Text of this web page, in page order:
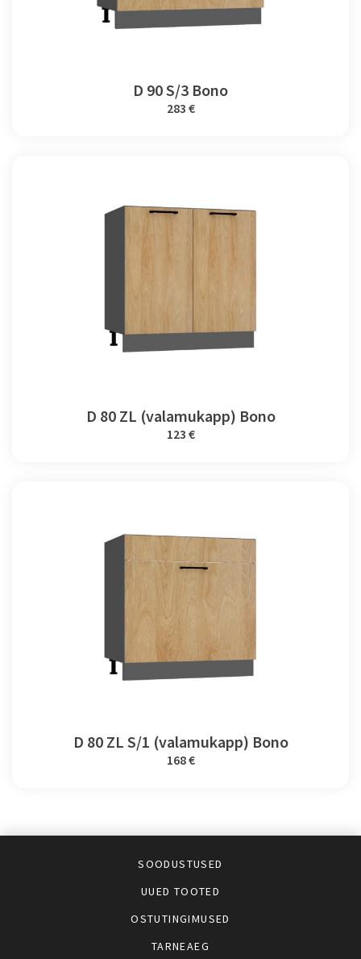
D 90 S/3 Bono
283 €
D 80 ZL (valamukapp) Bono
123 €
D 80 ZL S/1 (valamukapp) Bono
168 €
SOODUSTUSED
UUED TOOTED
OSTUTINGIMUSED
TARNEAEG